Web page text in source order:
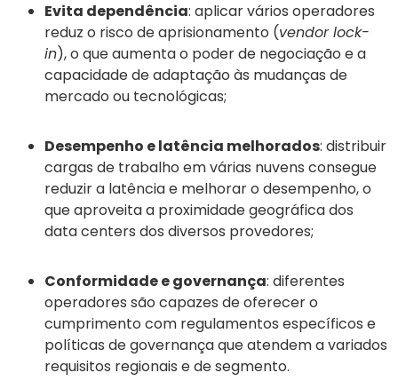
Evita dependência: aplicar vários operadores
reduz o risco de aprisionamento (vendor lock-
in), o que aumenta o poder de negociação e a
capacidade de adaptação às mudanças de
mercado ou tecnológicas;
Desempenho e latência melhorados: distribuir
cargas de trabalho em várias nuvens consegue
reduzir a latência e melhorar o desempenho, o
que aproveita a proximidade geográfica dos
data centers dos diversos provedores;
Conformidade e governança: diferentes
operadores são capazes de oferecer o
cumprimento com regulamentos específicos e
políticas de governança que atendem a variados
requisitos regionais e de segmento.